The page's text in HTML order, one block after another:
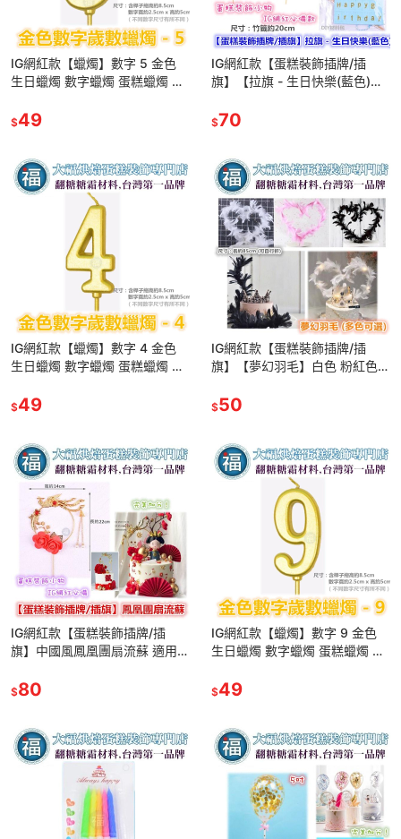
IG網紅款【蠟燭】數字 5 金色
生日蠟燭 數字蠟燭 蛋糕蠟燭 歲
5蠟燭
$49
IG網紅款【蛋糕裝飾插牌/插
旗】【拉旗 - 生日快樂(藍色)】
管裝飾拍照下午茶惠爾通蛋白粉
$70
IG網紅款【蠟燭】數字 4 金色
生日蠟燭 數字蠟燭 蛋糕蠟燭 歲
4蠟燭
$49
IG網紅款【蛋糕裝飾插牌/插
旗】【夢幻羽毛】白色 粉紅色
婚禮小物杯子吸管裝飾拍照下午
$50
IG網紅款【蛋糕裝飾插牌/插
旗】中國風鳳凰團扇流蘇 適用翻
拍照下午茶惠爾通蛋白粉
$80
IG網紅款【蠟燭】數字 9 金色
生日蠟燭 數字蠟燭 蛋糕蠟燭 歲
9蠟燭
$49